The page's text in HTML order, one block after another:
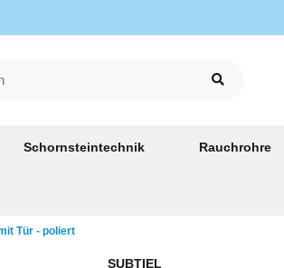
Schornsteintechnik Rauchrohre
Tür - poliert
SUBTIEL